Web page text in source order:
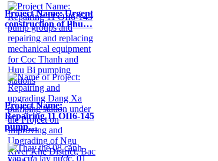
Project Name: Urgent
construction of Phu…
Project Name:
Repairing 11 OII6-145
pump…